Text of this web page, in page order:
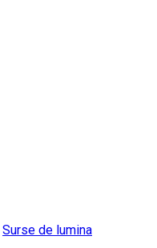
Surse de lumina